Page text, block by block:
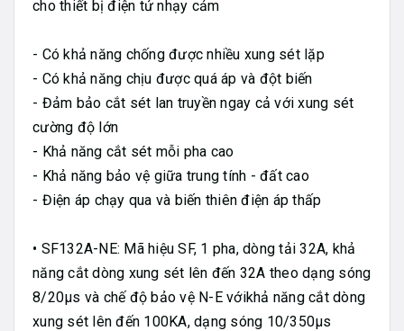
cho thiết bị điện tử nhạy cảm
- Có khả năng chống được nhiều xung sét lặp
- Có khả năng chịu được quá áp và đột biến
- Đảm bảo cắt sét lan truyền ngay cả với xung sét
cường độ lớn
- Khả năng cắt sét mỗi pha cao
- Khả năng bảo vệ giữa trung tính - đất cao
- Điện áp chạy qua và biến thiên điện áp thấp
• SF132A-NE: Mã hiệu SF, 1 pha, dòng tải 32A, khả
năng cắt dòng xung sét lên đến 32A theo dạng sóng
8/20µs và chế độ bảo vệ N-E vớikhả năng cắt dòng
xung sét lên đến 100KA, dạng sóng 10/350µs